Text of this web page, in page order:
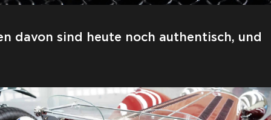
davon sind heute noch authentisch, und